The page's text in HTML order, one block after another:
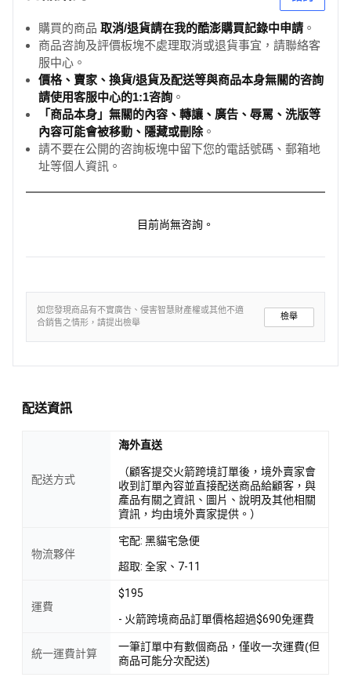
購買的商品 取消/退貨請在我的酷澎購買記錄中申請 。
商品咨詢及評價板塊不處理取消或退貨事宜，請聯絡客
服中心。
價格、賣家、換貨/退貨及配送等與商品本身無關的咨詢
請使用客服中心的1:1咨詢 。
「商品本身」無關的內容、轉讓、廣告、辱罵、洗版等
內容可能會被移動、隱藏或刪除。
請不要在公開的咨詢板塊中留下您的電話號碼、郵箱地
址等個人資訊。
目前尚無咨詢。
如您發現商品有不實廣告、侵害智慧財產權或其他不適
合銷售之情形，請提出檢舉
檢舉
配送資訊
配送方式
海外直送
（顧客提交火箭跨境訂單後，境外賣家會
收到訂單內容並直接配送商品給顧客，與
產品有關之資訊、圖片、說明及其他相關
資訊，均由境外賣家提供。）
物流夥伴
宅配: 黑貓宅急便
超取: 全家、7-11
運費
$195
- 火箭跨境商品訂單價格超過$690免運費
統一運費計算
一筆訂單中有數個商品，僅收一次運費(但
商品可能分次配送)